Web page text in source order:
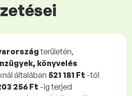
területén,
könyvelés
általában 521 181 Ft -tól
256 Ft -ig terjed